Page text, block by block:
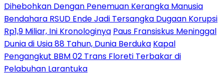
Dihebohkan Dengan Penemuan Kerangka Manusia
Bendahara RSUD Ende Jadi Tersangka Dugaan Korupsi
Rp1,9 Miliar, Ini Kronologinya Paus Fransiskus Meninggal
Dunia di Usia 88 Tahun, Dunia Berduka Kapal
Pengangkut BBM 02 Trans Floreti Terbakar di
Pelabuhan Larantuka